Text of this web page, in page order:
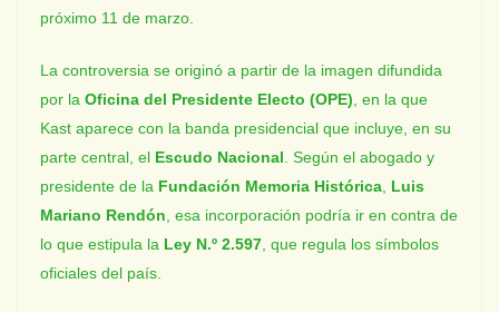
próximo 11 de marzo.
La controversia se originó a partir de la imagen difundida
por la Oficina del Presidente Electo (OPE), en la que
Kast aparece con la banda presidencial que incluye, en su
parte central, el Escudo Nacional. Según el abogado y
presidente de la Fundación Memoria Histórica, Luis
Mariano Rendón, esa incorporación podría ir en contra de
lo que estipula la Ley N.º 2.597, que regula los símbolos
oficiales del país.